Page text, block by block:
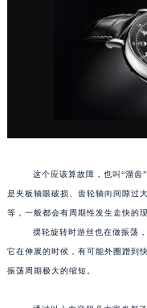
这个应该算故障，也叫“溜齿”
是夹板轴眼破损、齿轮轴向间隙过
等，一般都会有周期性发生走快的现
摆轮旋转时游丝也在做振荡，表
它在伸展的时候，有可能外圈蹭到
振荡周期极大的缩短。